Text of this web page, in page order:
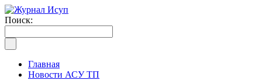
Поиск:
Главная
Новости АСУ ТП